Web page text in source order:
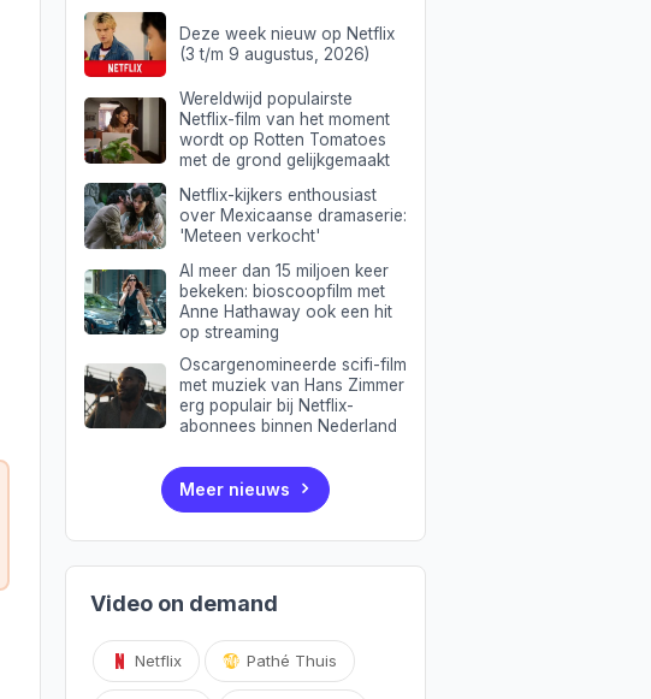
Deze week nieuw op Netflix
(3 t/m 9 augustus, 2026)
Wereldwijd populairste
Netflix-film van het moment
wordt op Rotten Tomatoes
met de grond gelijkgemaakt
Netflix-kijkers enthousiast
over Mexicaanse dramaserie:
'Meteen verkocht'
Al meer dan 15 miljoen keer
bekeken: bioscoopfilm met
Anne Hathaway ook een hit
op streaming
Oscargenomineerde scifi-film
met muziek van Hans Zimmer
erg populair bij Netflix-
abonnees binnen Nederland
Meer nieuws
Video on demand
Netflix Pathé Thuis